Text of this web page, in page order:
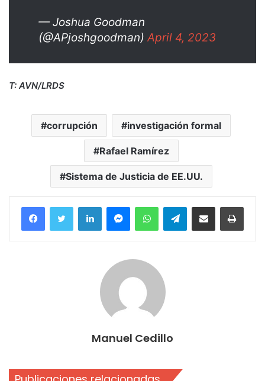
— Joshua Goodman
(@APjoshgoodman)April 4, 2023
T: AVN/LRDS
corrupción investigación formal
Rafael Ramírez
Sistema de Justicia de EE.UU.
FacebookTwitter LinkedInMessengerWhatsAppTelegramCompartir por correo electrónico
Manuel Cedillo